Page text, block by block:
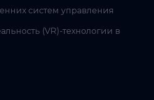
систем управления
(VR)-технологии в